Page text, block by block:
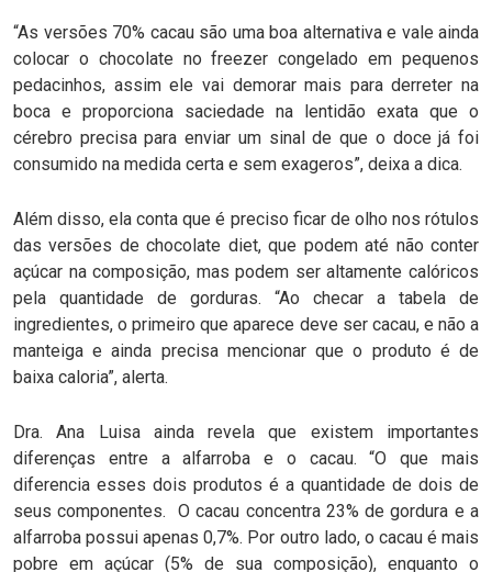
“As versões 70% cacau são uma boa alternativa e vale ainda
colocar o chocolate no freezer congelado em pequenos
pedacinhos, assim ele vai demorar mais para derreter na
boca e proporciona saciedade na lentidão exata que o
cérebro precisa para enviar um sinal de que o doce já foi
consumido na medida certa e sem exageros”, deixa a dica.
Além disso, ela conta que é preciso ficar de olho nos rótulos
das versões de chocolate diet, que podem até não conter
açúcar na composição, mas podem ser altamente calóricos
pela quantidade de gorduras. “Ao checar a tabela de
ingredientes, o primeiro que aparece deve ser cacau, e não a
manteiga e ainda precisa mencionar que o produto é de
baixa caloria”, alerta.
Dra. Ana Luisa ainda revela que existem importantes
diferenças entre a alfarroba e o cacau. “O que mais
diferencia esses dois produtos é a quantidade de dois de
seus componentes. O cacau concentra 23% de gordura e a
alfarroba possui apenas 0,7%. Por outro lado, o cacau é mais
pobre em açúcar (5% de sua composição), enquanto o